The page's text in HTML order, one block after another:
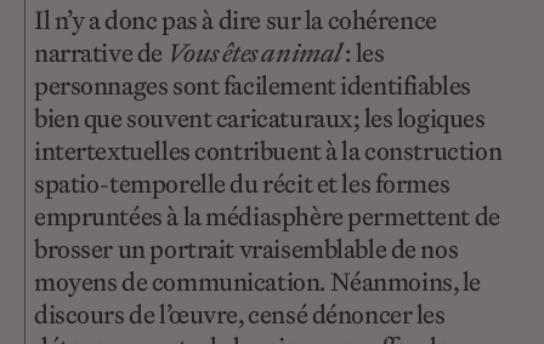
Il n’y a donc pas à dire sur la cohérence
narrative de Vous êtes animal: les
personnages sont facilement identifiables
bien que souvent caricaturaux ; les logiques
intertextuelles contribuent à la construction
spatio-temporelle du récit et les formes
empruntées à la médiasphère permettent de
brosser un portrait vraisemblable de nos
moyens de communication. Néanmoins, le
discours de l’œuvre, censé dénoncer les